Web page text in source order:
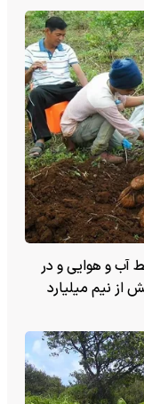
آب و هوایی و در
نیم میلیارد